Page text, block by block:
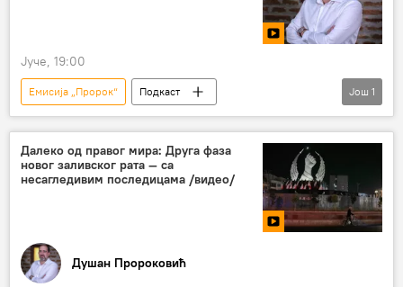
Јуче, 19:00
Емисија „Пророк“
Подкаст
Душан Пророковић
Још 1
Далеко од правог мира: Друга фаза
новог заливског рата — са
несагледивим последицама /видео/
Душан Пророковић